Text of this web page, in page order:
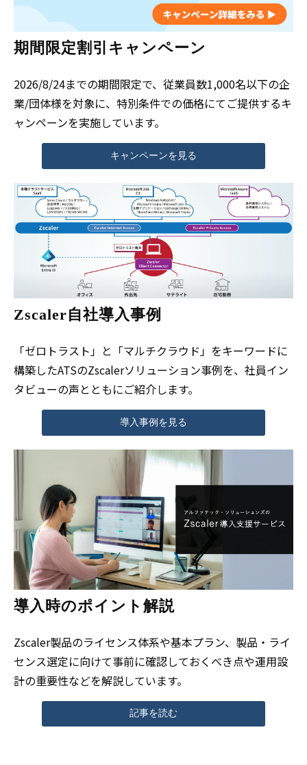
期間限定割引キャンペーン
2026/8/24までの期間限定で、従業員数1,000名以下の企
業/団体様を対象に、特別条件での価格にてご提供するキ
ャンペーンを実施しています。
キャンペーンを見る
Zscaler自社導入事例
「ゼロトラスト」と「マルチクラウド」をキーワードに
構築したATSのZscalerソリューション事例を、社員イン
タビューの声とともにご紹介します。
導入事例を見る
導入時のポイント解説
Zscaler製品のライセンス体系や基本プラン、製品・ライ
センス選定に向けて事前に確認しておくべき点や運用設
計の重要性などを解説しています。
記事を読む